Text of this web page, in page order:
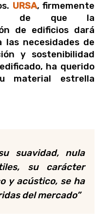
URSA, firmemente
de que la
de edificios dará
las necesidades de
y sostenibilidad
ha querido
material estrella
suavidad, nula
su carácter
y acústico, se ha
del mercado”